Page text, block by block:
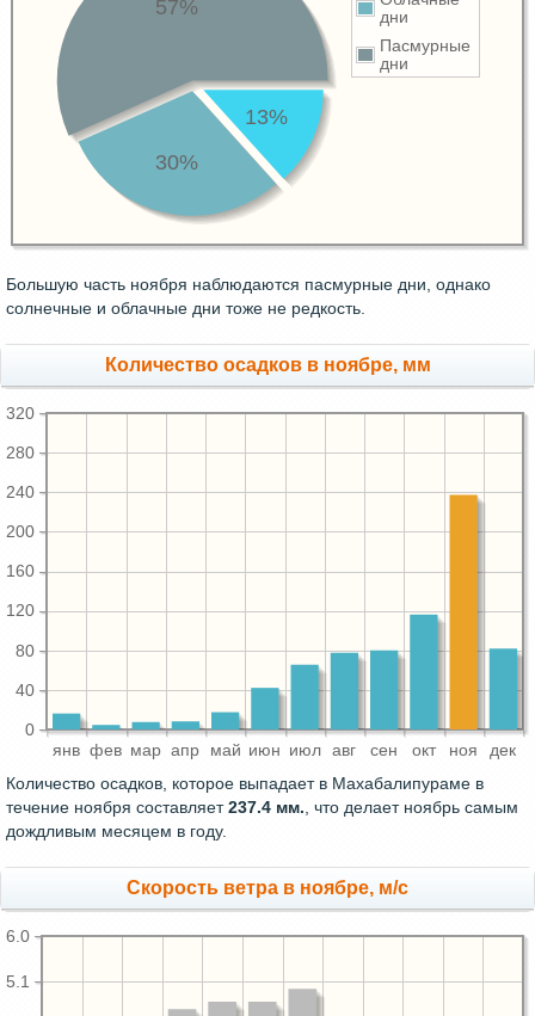
дни
Пасмурные
дни
13%
30%
57%
Большую часть ноября наблюдаются пасмурные дни, однако
солнечные и облачные дни тоже не редкость.
Количество осадков в ноябре, мм
янв фев мар апр май июн июл авг сен окт ноя дек
0
40
80
120
160
200
240
280
320
Количество осадков, которое выпадает в Махабалипураме в
течение ноября составляет237.4 мм., что делает ноябрь самым
дождливым месяцем в году.
Скорость ветра в ноябре, м/с
5.1
6.0